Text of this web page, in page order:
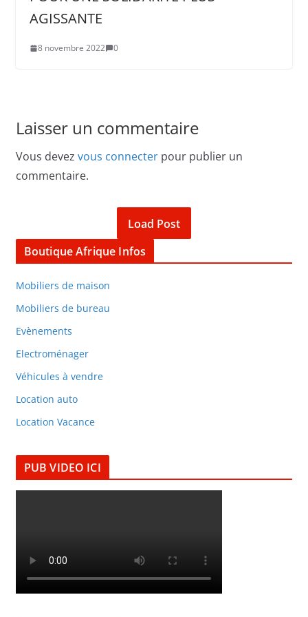
AGISSANTE
8 novembre 2022 0
Laisser un commentaire
Vous devez vous connecterpour publier un
commentaire.
Load Post
Boutique Afrique Infos
Mobiliers de maison
Mobiliers de bureau
Evènements
Electroménager
Véhicules à vendre
Location auto
Location Vacance
PUB VIDEO ICI